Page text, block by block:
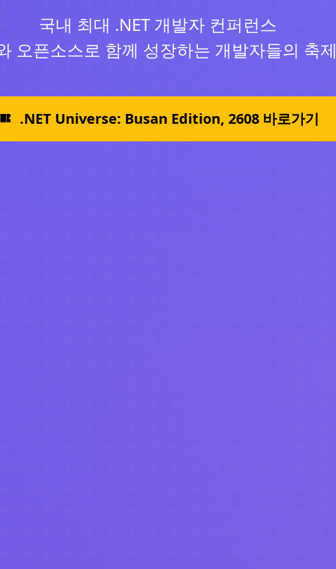
국내 최대 .NET 개발자 컨퍼런스
오픈소스로 함께 성장하는 개발자들의 축제
.NET Universe: Busan Edition, 2608 바로가기